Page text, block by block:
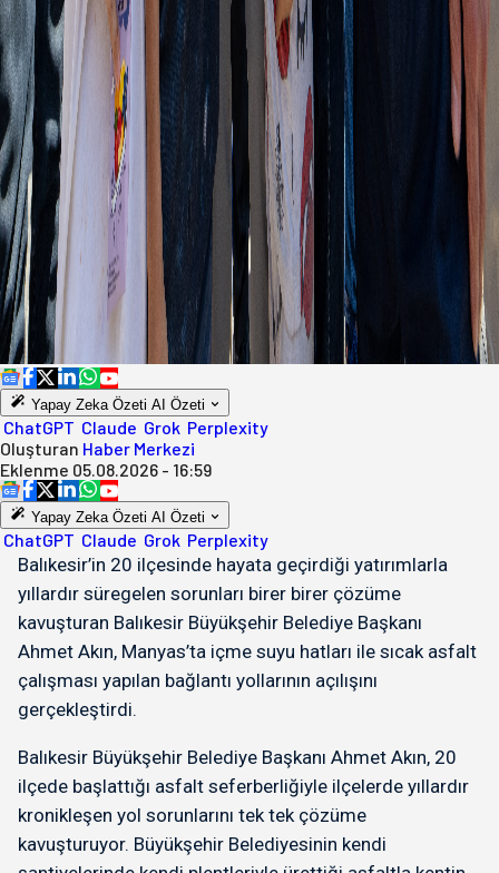
Yapay Zeka Özeti AI Özeti
ChatGPT Claude Grok Perplexity
Oluşturan Haber Merkezi
Eklenme 05.08.2026 - 16:59
Yapay Zeka Özeti AI Özeti
ChatGPT Claude Grok Perplexity
Balıkesir’in 20 ilçesinde hayata geçirdiği yatırımlarla
yıllardır süregelen sorunları birer birer çözüme
kavuşturan Balıkesir Büyükşehir Belediye Başkanı
Ahmet Akın, Manyas’ta içme suyu hatları ile sıcak asfalt
çalışması yapılan bağlantı yollarının açılışını
gerçekleştirdi.
Balıkesir Büyükşehir Belediye Başkanı Ahmet Akın, 20
ilçede başlattığı asfalt seferberliğiyle ilçelerde yıllardır
kronikleşen yol sorunlarını tek tek çözüme
kavuşturuyor. Büyükşehir Belediyesinin kendi